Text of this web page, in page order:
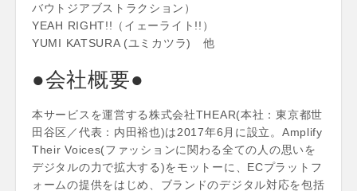
バウトジアブストラクション）
YEAH RIGHT!!（イェーライト!!）
YUMI KATSURA (ユミカツラ) 他
●会社概要●
本サービスを運営する株式会社THEAR(本社：東京都世
田谷区／代表：内田裕也)は2017年6月に設立。Amplify
Their Voices(ファッションに関わる全ての人の思いを
デジタルの力で拡大する)をモットーに、ECプラットフ
ォームの提供をはじめ、ブランドのデジタル対応を包括